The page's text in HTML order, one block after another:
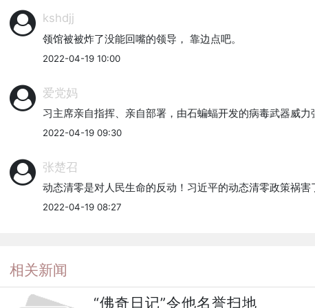
kshdjj
领馆被被炸了没能回嘴的领导， 靠边点吧。
2022-04-19 10:00
爱党妈
习主席亲自指挥、亲自部署，由石蝙蝠开发的病毒武器威力
2022-04-19 09:30
张楚召
动态清零是对人民生命的反动！习近平的动态清零政策祸
2022-04-19 08:27
相关新闻
“佛奇日记”令他名誉扫地